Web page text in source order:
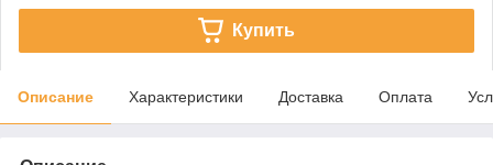
Купить
Описание Характеристики Доставка Оплата